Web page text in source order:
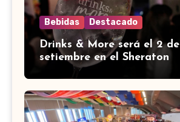
Bebidas Destacado
Drinks & More será el 2 de
setiembre en el Sheraton